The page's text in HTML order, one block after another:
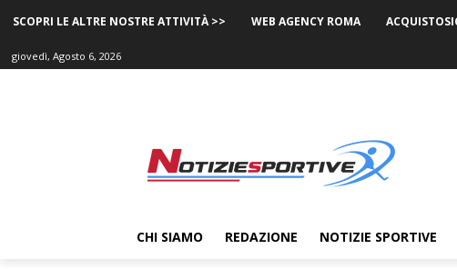
SCOPRI LE ALTRE NOSTRE ATTIVITÀ >> WEB AGENCY ROMA
giovedì, Agosto 6, 2026
CHI SIAMO REDAZIONE NOTIZIE SPORTIVE